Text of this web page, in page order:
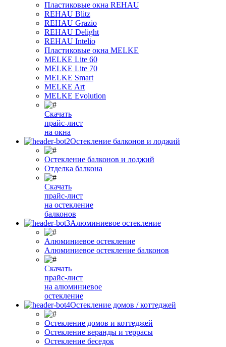
Пластиковые окна REHAU
REHAU Blitz
REHAU Grazio
REHAU Delight
REHAU Intelio
Пластиковые окна MELKE
MELKE Lite 60
MELKE Lite 70
MELKE Smart
MELKE Art
MELKE Evolution
Скачать
прайс-лист
на окна
Остекление балконов и лоджий
Остекление балконов и лоджий
Отделка балкона
Скачать
прайс-лист
на остекление
балконов
Алюминиевое остекление
Алюминиевое остекление
Алюминиевое остекление балконов
Скачать
прайс-лист
на алюминиевое
остекление
Остекление домов / коттеджей
Остекление домов и коттеджей
Остекление веранды и террасы
Остекление беседок